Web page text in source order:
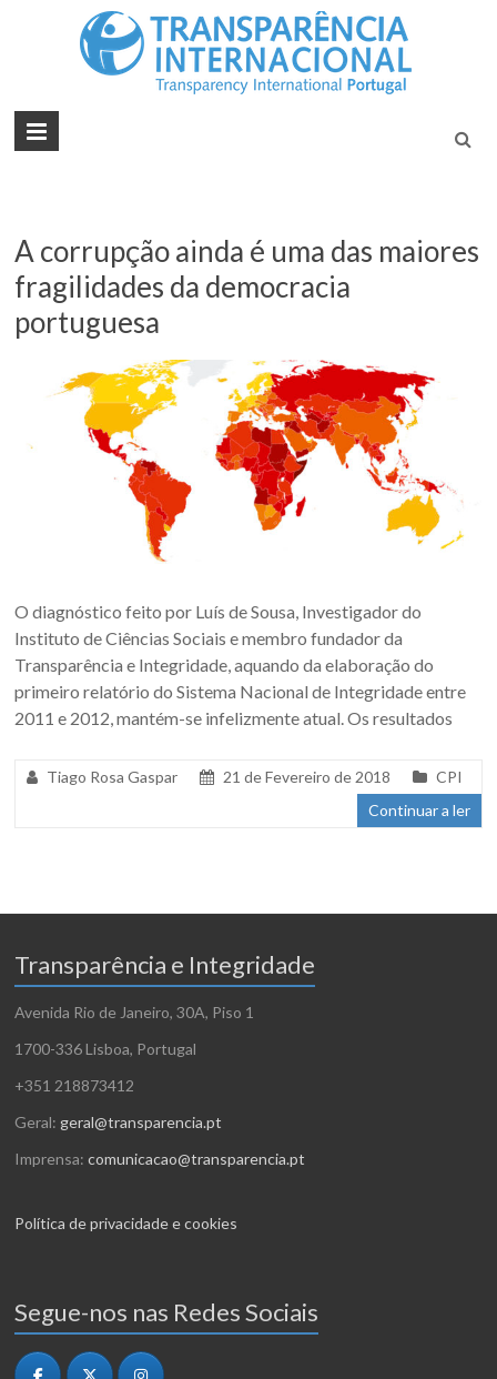
A corrupção ainda é uma das maiores
fragilidades da democracia
portuguesa
O diagnóstico feito por Luís de Sousa, Investigador do
Instituto de Ciências Sociais e membro fundador da
Transparência e Integridade, aquando da elaboração do
primeiro relatório do Sistema Nacional de Integridade entre
2011 e 2012, mantém-se infelizmente atual. Os resultados
Tiago Rosa Gaspar 21 de Fevereiro de 2018
CPI
Continuar a ler
Transparência e Integridade
Avenida Rio de Janeiro, 30A, Piso 1
1700-336 Lisboa, Portugal
+351 218873412
Geral: geral@transparencia.pt
Imprensa:comunicacao@transparencia.pt
Política de privacidade e cookies
Segue-nos nas Redes Sociais